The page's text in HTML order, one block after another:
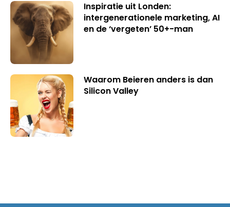
Inspiratie uit Londen:
intergenerationele marketing, AI
en de ‘vergeten’ 50+-man
Waarom Beieren anders is dan
Silicon Valley